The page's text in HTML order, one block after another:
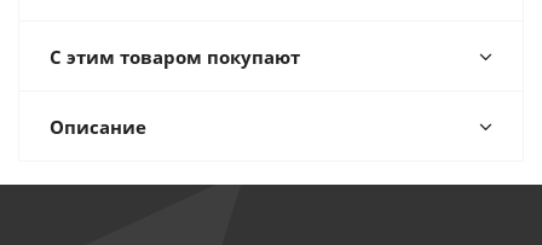
С этим товаром покупают
Описание